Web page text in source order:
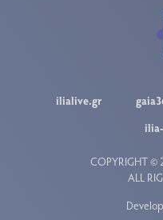
ilialive.gr
COPYRIGHT ©
ALL